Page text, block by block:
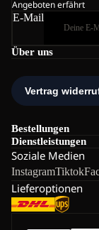
Über uns
Bestellungen
Dienstleistungen
Soziale Medien
InstagramTiktok
Lieferoptionen
Angeboten erfährt
E-Mail